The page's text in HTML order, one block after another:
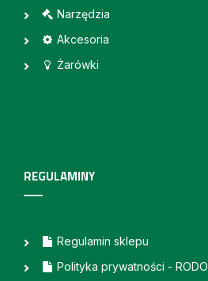
Narzędzia
Akcesoria
Żarówki
REGULAMINY
Regulamin sklepu
Polityka prywatności - RODO